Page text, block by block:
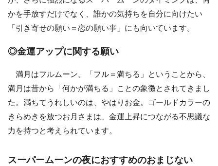
かを手放すだけでなく、誰かの気持ちを自分に向けたい
「引き寄せの願い＝恋の願い事」にも向いています。
◎金運アップに関する願い
満月はフルムーン。「フル＝満ちる」ということから、
満月は昔から「何かが満ちる」ことの象徴とされてきまし
た。満ちてうれしいのは、やはりお金。ゴールドカラーの
きらめきを放つお月さまは、金運上昇につながる不思議な
力を持つと考えられています。
スーパームーンの夜におすすめのおまじない